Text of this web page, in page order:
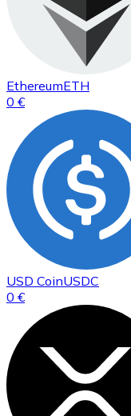
EthereumETH
0 €
USD CoinUSDC
0 €